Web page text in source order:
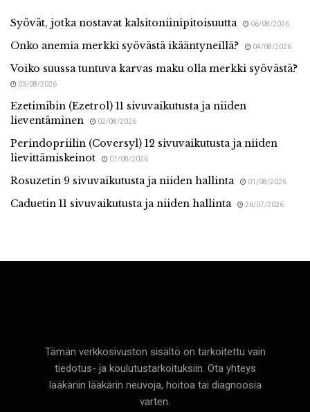
Syövät, jotka nostavat kalsitoniinipitoisuutta 06/08/2026
Onko anemia merkki syövästä ikääntyneillä? 04/08/2026
Voiko suussa tuntuva karvas maku olla merkki syövästä?
03/08/2026
Ezetimibin (Ezetrol) 11 sivuvaikutusta ja niiden
lieventäminen
02/08/2026
Perindopriilin (Coversyl) 12 sivuvaikutusta ja niiden
lievittämiskeinot
01/08/2026
Rosuzetin 9 sivuvaikutusta ja niiden hallinta 01/08/2026
Caduetin 11 sivuvaikutusta ja niiden hallinta 26/07/2026
Tämän verkkosivuston sisältö on tarkoitettu vain
tiedotus- ja koulutustarkoituksiin. Ota yhteys
lääkäriin lääkärin neuvoja, hoitoa tai diagnoosia
varten.